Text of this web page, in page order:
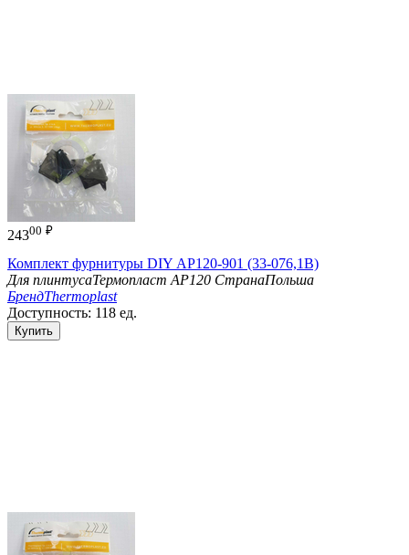
24300 ₽
Комплект фурнитуры DIY АР120-901 (33-076,1В)
Для плинтусаТермопласт АР120 СтранаПольша
БрендThermoplast
Доступность: 118 ед.
Купить